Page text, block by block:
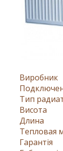
Виробник
Тип
Висота
Длина
Тепловая
Гарантія